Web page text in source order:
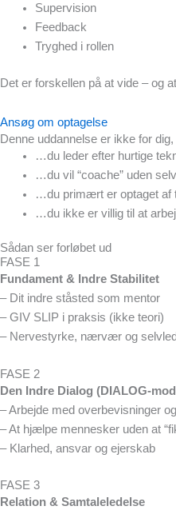
Supervision
Feedback
Tryghed i rollen
Det er forskellen på at vide – og
Ansøg om optagelse
Denne uddannelse er ikke for
…du leder efter hurtige
…du vil “coache” uden
…du primært er optaget af
…du ikke er villig til at
Sådan ser forløbet ud
FASE 1
Fundament & Indre Stabilitet
– Dit indre ståsted som mentor
– GIV SLIP i praksis (ikke teori)
– Nervestyrke, nærvær og
FASE 2
Den Indre Dialog (DIALOG-
– Arbejde med overbevisninger
– At hjælpe mennesker uden at
– Klarhed, ansvar og ejerskab
FASE 3
Relation & Samtaleledelse